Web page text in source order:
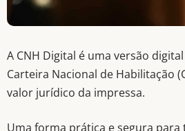
CNH
A CNH Digital é uma versão
Carteira Nacional de Habilitação
valor jurídico da impressa.
Uma forma prática e segura para